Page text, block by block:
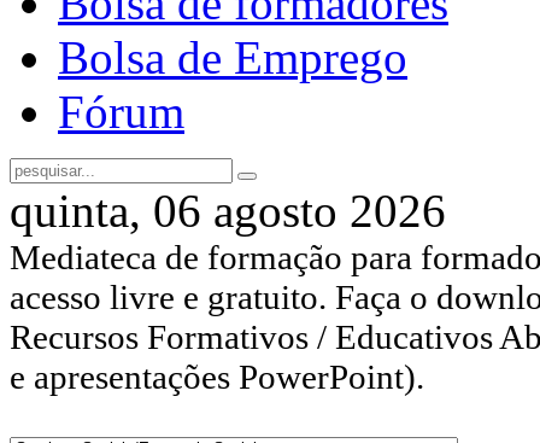
Bolsa de Emprego
Fórum
quinta, 06 agosto 2026
Mediateca de formação para
acesso livre e gratuito. Faça o
Recursos Formativos / Educativos
e apresentações PowerPoint).